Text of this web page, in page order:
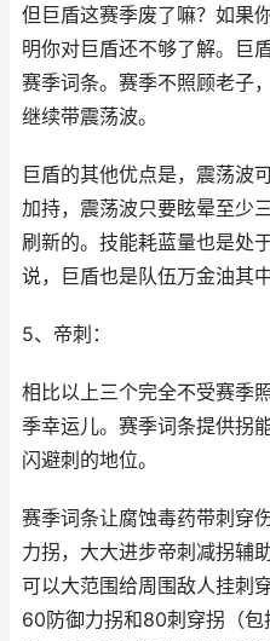
但巨盾这赛季废了嘛？如果
明你对巨盾还不够了解。巨
赛季词条。赛季不照顾老子
继续带震荡波。
巨盾的其他优点是，震荡波
加持，震荡波只要眩晕至少
刷新的。技能耗蓝量也是处
说，巨盾也是队伍万金油其
5、帝刺：
相比以上三个完全不受赛季
季幸运儿。赛季词条提供拐
闪避刺的地位。
赛季词条让腐蚀毒药带刺穿
力拐，大大进步帝刺减拐辅
可以大范围给周围敌人挂刺
60防御力拐和80刺穿拐（